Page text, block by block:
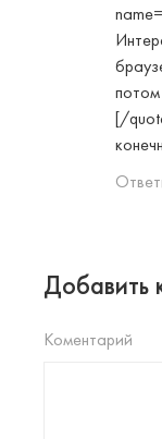
[/
Добавить
Коментарий